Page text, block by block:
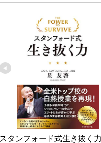
スタンフォード式生き抜く力